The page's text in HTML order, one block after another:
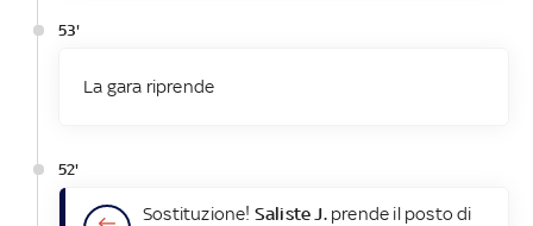
53'
La gara riprende
52'
Sostituzione! Saliste J.prende il posto di